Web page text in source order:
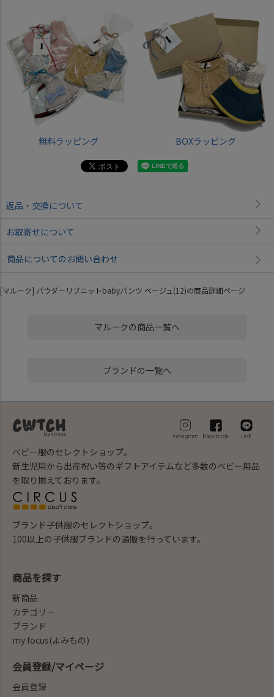
無料ラッピング BOXラッピング
返品・交換について
お取寄せについて
商品についてのお問い合わせ
[マルーク] パウダーリブニットbabyパンツ ベージュ(12)の商品詳細ページ
マルークの商品一覧へ
ブランドの一覧へ
ベビー服のセレクトショップ。
新生児用から出産祝い等のギフトアイテムなど多数のベビー用品
を取り揃えております。
ブランド子供服のセレクトショップ。
100以上の子供服ブランドの通販を行っています。
商品を探す
新商品
カテゴリー
ブランド
my focus(よみもの)
会員登録/マイページ
会員登録